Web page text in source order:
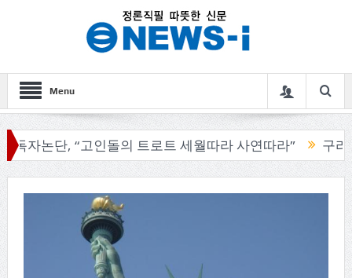
Menu
, “고인돌의 트로트 세월따라 사연따라” 구리시의회, 기